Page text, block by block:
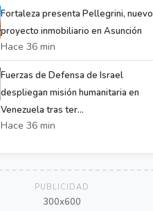
Fortaleza presenta Pellegrini, nuevo
proyecto inmobiliario en Asunción
Hace 36 min
Fuerzas de Defensa de Israel
despliegan misión humanitaria en
Venezuela tras ter...
Hace 36 min
PUBLICIDAD
300x600